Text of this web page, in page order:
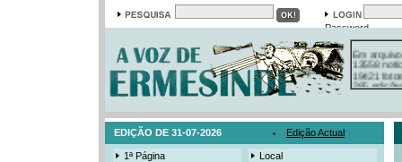
Password
Em arquivo
13558
19421
385
3206
EDIÇÃO DE 31-07-2026 Edição Actual
1ª Página
Local